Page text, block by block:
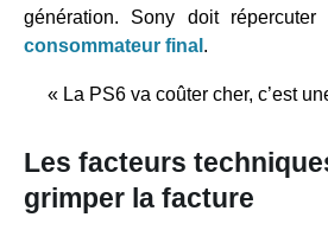
génération. Sony doit
consommateur final .
« La PS6 va coûter cher, c’est
Les facteurs
grimper la facture